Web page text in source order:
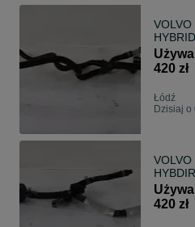
420 zł
Łódź
Dzisiaj o
WODY
420 zł